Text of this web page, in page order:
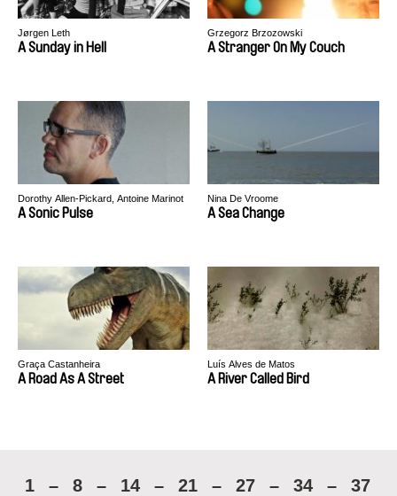
Jørgen Leth
A Sunday in Hell
Grzegorz Brzozowski
A Stranger On My Couch
Dorothy Allen-Pickard, Antoine Marinot
A Sonic Pulse
Nina De Vroome
A Sea Change
Graça Castanheira
A Road As A Street
Luís Alves de Matos
A River Called Bird
1 – 8 – 14 – 21 – 27 – 34 –
37